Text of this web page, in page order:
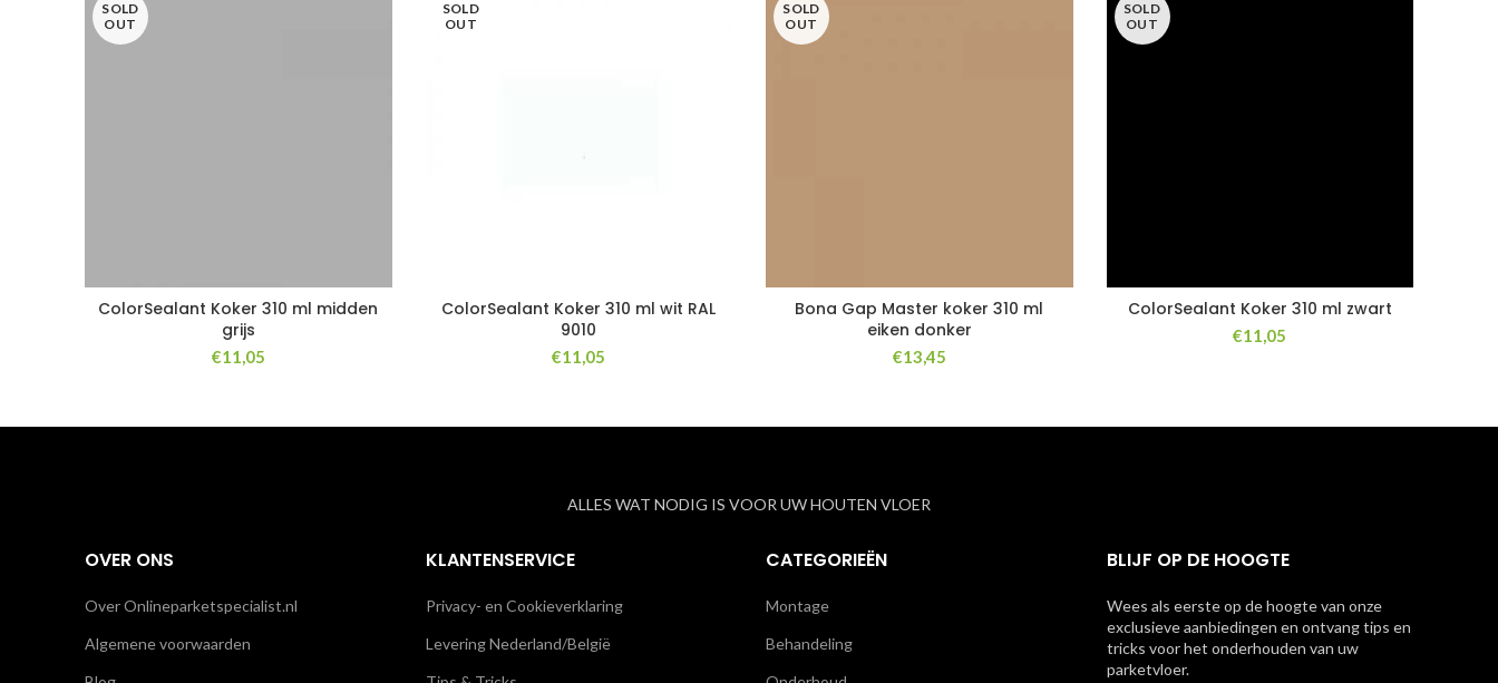
SOLD
OUT
ColorSealant Koker 310 ml midden
grijs
€11,05
SOLD
OUT
ColorSealant Koker 310 ml wit RAL
9010
€11,05
SOLD
OUT
Bona Gap Master koker 310 ml
eiken donker
€13,45
SOLD
OUT
ColorSealant Koker 310 ml zwart
€11,05
ALLES WAT NODIG IS VOOR UW HOUTEN VLOER
OVER ONS
Over Onlineparketspecialist.nl
Algemene voorwaarden
KLANTENSERVICE
Privacy- en Cookieverklaring
Levering Nederland/België
CATEGORIEËN
Montage
Behandeling
BLIJF OP DE HOOGTE
Wees als eerste op de hoogte van onze
exclusieve aanbiedingen en ontvang tips en
tricks voor het onderhouden van uw
parketvloer.